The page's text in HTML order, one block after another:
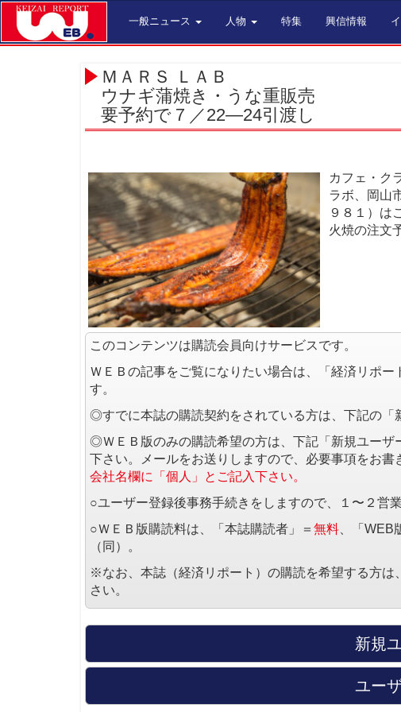
一般ニュース 人物 特集 興信情報
ＭＡＲＳ ＬＡＢ
ウナギ蒲焼き・うな重販売
要予約で７／22—24引渡し
カフェ・ク
ラボ、岡山
９８１）は
火焼の注文
このコンテンツは購読会員向けサービスです。
ＷＥＢの記事をご覧になりたい場合は、「経済リポ
す。
◎すでに本誌の購読契約をされている方は、下記の「
◎ＷＥＢ版のみの購読希望の方は、下記「新規ユーザ
下さい。メールをお送りしますので、必要事項をお書
会社名欄に「個人」とご記入下さい。
○ユーザー登録後事務手続きをしますので、１〜２営
○ＷＥＢ版購読料は、「本誌購読者」＝ 無料 、「WEB
（同）。
※なお、本誌（経済リポート）の購読を希望する方は
さい。
新規
ユー